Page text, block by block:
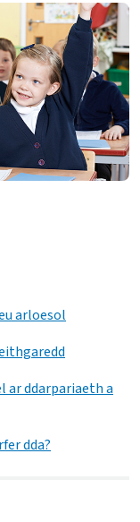
arloesol
ar ddarpariaeth a
dda?